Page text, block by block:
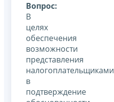
Вопрос:
В
целях
обеспечения
возможности
представления
налогоплательщиками
в
подтверждение